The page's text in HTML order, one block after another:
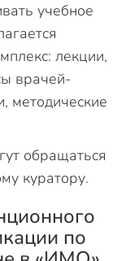
учебное
лекции,
врачей-
методические
обращаться
куратору.
по